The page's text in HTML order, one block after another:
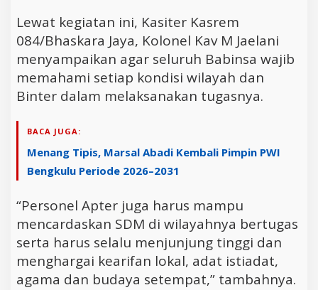
Lewat kegiatan ini, Kasiter Kasrem
084/Bhaskara Jaya, Kolonel Kav M Jaelani
menyampaikan agar seluruh Babinsa wajib
memahami setiap kondisi wilayah dan
Binter dalam melaksanakan tugasnya.
BACA JUGA:
Menang Tipis, Marsal Abadi Kembali Pimpin PWI
Bengkulu Periode 2026–2031
“Personel Apter juga harus mampu
mencardaskan SDM di wilayahnya bertugas
serta harus selalu menjunjung tinggi dan
menghargai kearifan lokal, adat istiadat,
agama dan budaya setempat,” tambahnya.